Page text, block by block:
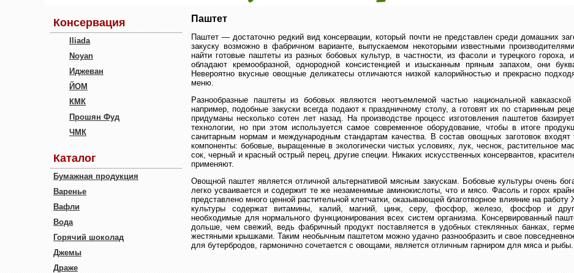
Консервация
Iliada
Noyan
Иджеван
ЙОМ
КМК
Прошян Фуд
ЧМК
Каталог
Бумажная продукция
Варенье
Вафли
Вода
Горячий шоколад
Джемы
Драже
Паштет
Паштет — достаточно редкий вид консервации, который почти не представлен среди домашних
закуску возможно в фабричном варианте, выпускаемом некоторыми известными
найти готовые паштеты из разных бобовых культур, в частности, из фасоли и турецкого гороха,
обладают кремообразной, однородной консистенцией и изысканным пряным запахом, они
Невероятно вкусные овощные деликатесы отличаются низкой калорийностью и прекрасно
меню.
Разнообразные паштеты из бобовых являются неотъемлемой частью национальной
например, подобные закуски всегда подают к праздничному столу, а готовят их по старинным
придуманы несколько сотен лет назад. На производстве процесс изготовления паштетов
технологии, но при этом используется самое современное оборудование, чтобы в итоге
санитарным нормам и международным стандартам качества. В состав овощных заготовок входят
компоненты: бобовые, выращенные в экологически чистых условиях, лук, чеснок, растительное
сок, черный и красный острый перец, другие специи. Никаких искусственных консервантов,
применяют.
Овощной паштет является отличной альтернативой мясным закускам. Бобовые культуры очень
легко усваивается и содержит те же незаменимые аминокислоты, что и мясо. Фасоль и горох
представлено много ценной растительной клетчатки, оказывающей благотворное влияние на
культуры содержат витамины, калий, магний, цинк, серу, фосфор, железо, фосфор и
необходимые для нормального функционирования всех систем организма. Консервированный
дольше, чем свежий, ведь фабричный продукт поставляется в удобных стеклянных банках,
жестяными крышками. Таким необычным паштетом можно удачно разнообразить и свое
для бутербродов, гармонично сочетается с овощами, является отличным гарниром для мяса и рыбы.